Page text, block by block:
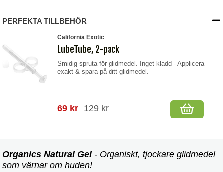
PERFEKTA TILLBEHÖR
California Exotic
LubeTube, 2-pack
Smidig spruta för glidmedel. Inget kladd - Applicera
exakt & spara på ditt glidmedel.
69 kr 129 kr
Organics Natural Gel - Organiskt, tjockare glidmedel
som värnar om huden!